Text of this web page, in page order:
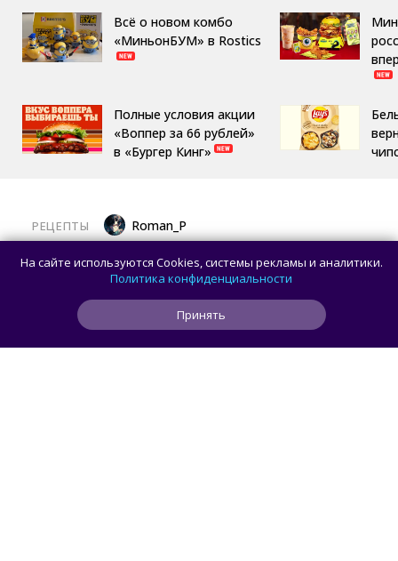
Всё о новом комбо
«МиньонБУМ» в Rostics
Полные условия акции
«Воппер за 66 рублей»
в «Бургер Кинг»
РЕЦЕПТЫ Roman_P
Готовим баклажаны с помидорами
и сыром в духовке
На сайте используются Cookies, системы рекламы и аналитики.
Политика конфиденциальности
Принять